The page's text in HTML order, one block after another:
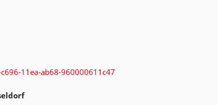
11ea-ab68-960000611c47